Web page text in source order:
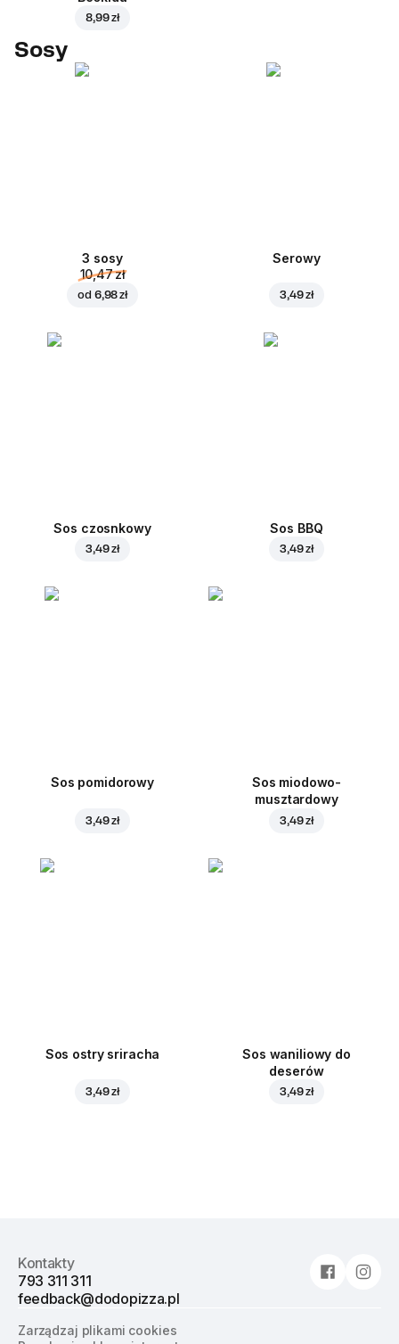
8,99 zł
Sosy
3 sosy
10,47 zł
od 6,98 zł
Serowy
3,49 zł
Sos czosnkowy
3,49 zł
Sos BBQ
3,49 zł
Sos pomidorowy
3,49 zł
Sos miodowo-
musztardowy
3,49 zł
Sos ostry sriracha
3,49 zł
Sos waniliowy do
deserów
3,49 zł
Kontakty
793 311 311
feedback@dodopizza.pl
Zarządzaj plikami cookies